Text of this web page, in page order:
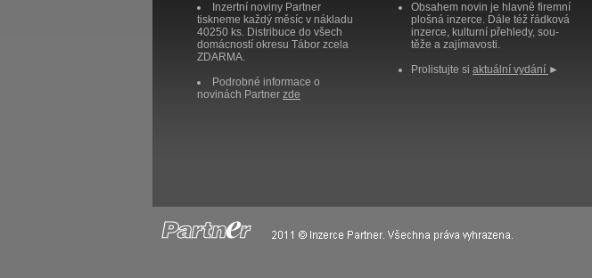
Inzertní noviny Partner
tiskneme každý měsíc v nákladu
40250 ks. Distribuce do všech
domácností okresu Tábor zcela
ZDARMA.
Podrobné informace o
novinách Partner zde
Obsahem novin je hlavně firemní
plošná inzerce. Dále též řádková
inzerce, kulturní přehledy, sou-
těže a zajímavosti.
Prolistujte si aktuální vydání ►